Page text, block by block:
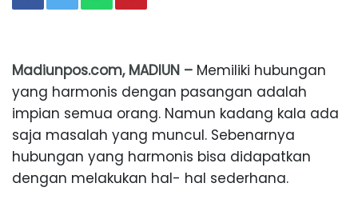
Madiunpos.com, MADIUN – Memiliki hubungan
yang harmonis dengan pasangan adalah
impian semua orang. Namun kadang kala ada
saja masalah yang muncul. Sebenarnya
hubungan yang harmonis bisa didapatkan
dengan melakukan hal- hal sederhana.